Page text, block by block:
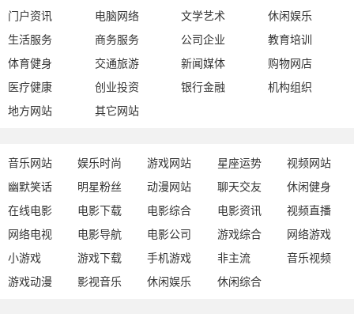
门户资讯
电脑网络 文学艺术
休闲娱乐
生活服务
商务服务 公司企业
教育培训
体育健身
交通旅游 新闻媒体
购物网店
医疗健康
创业投资 银行金融
机构组织
地方网站
其它网站
音乐网站 娱乐时尚 游戏网站 星座运势
视频网站
幽默笑话
明星粉丝 动漫网站 聊天交友
休闲健身
在线电影
电影下载 电影综合 电影资讯
视频直播
网络电视
电影导航 电影公司 游戏综合
网络游戏
小游戏
游戏下载 手机游戏 非主流
音乐视频
游戏动漫
影视音乐 休闲娱乐 休闲综合